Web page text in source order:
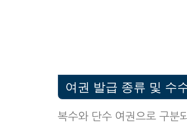
여권 발급 종류 및 수
복수와 단수 여권으로 구분